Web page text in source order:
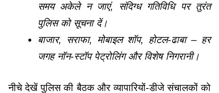
समय अकेले न जाएं, संदिग्ध गतिविधि पर तुरंत
पुलिस को सूचना दें।
बाजार, सराफा, मोबाइल शॉप, होटल-ढाबा – हर
जगह नॉन-स्टॉप पेट्रोलिंग और विशेष निगरानी।
नीचे देखें पुलिस की बैठक और व्यापारियों-डीजे संचालकों को